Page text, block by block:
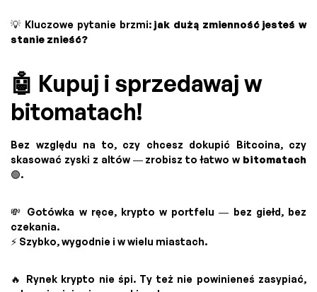
💡 Kluczowe pytanie brzmi:jak dużą zmienność jesteś w
stanie znieść?
🤖 Kupuj i sprzedawaj w
bitomatach!
Bez względu na to, czy chcesz dokupić Bitcoina, czy
skasować zyski z altów — zrobisz to łatwo w bitomatach
🟢.
💸 Gotówka w ręce, krypto w portfelu — bez giełd, bez
czekania.
⚡ Szybko, wygodnie i w wielu miastach.
🔥 Rynek krypto nie śpi. Ty też nie powinieneś zasypiać,